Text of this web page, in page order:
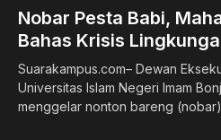
Nobar Pesta Babi,
Bahas Krisis
Suarakampus.com– Dewan
Universitas Islam Negeri Imam
menggelar nonton bareng